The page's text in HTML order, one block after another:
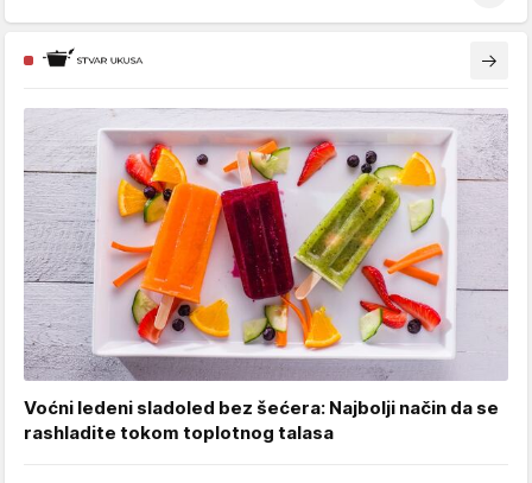
Voćni ledeni sladoled bez šećera: Najbolji način da se
rashladite tokom toplotnog talasa